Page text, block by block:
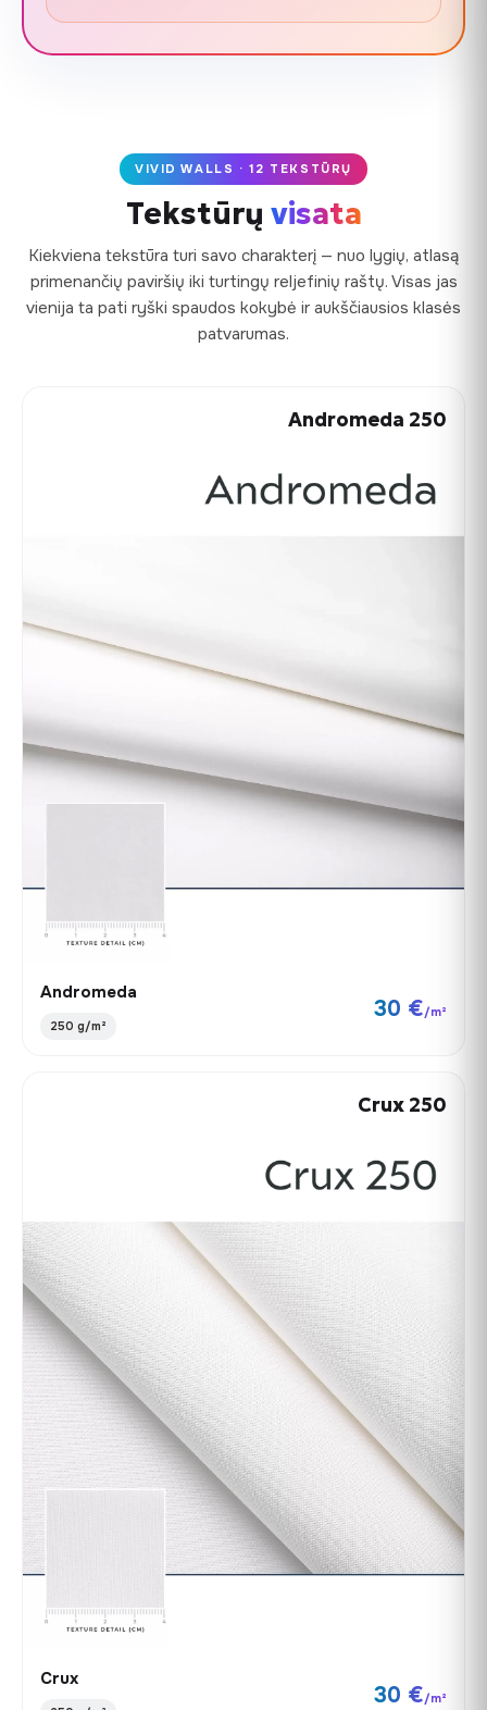
VIVID WALLS · 12 TEKSTŪRŲ
Tekstūrų visata
Kiekviena tekstūra turi savo charakterį — nuo lygių, atlasą
primenančių paviršių iki turtingų reljefinių raštų. Visas jas
vienija ta pati ryški spaudos kokybė ir aukščiausios klasės
patvarumas.
Andromeda 250
Andromeda
250 g/m²
30 €/m²
Crux 250
Crux
30 €/m²